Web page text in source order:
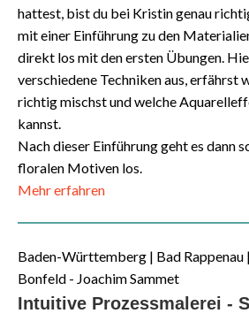
hattest, bist du bei Kristin genau
mit einer Einführung zu den
direkt los mit den ersten Übungen.
verschiedene Techniken aus, erfährst
richtig mischst und welche
kannst.
Nach dieser Einführung geht es dann
floralen Motiven los.
Mehr erfahren
Baden-Württemberg | Bad Rappenau
Bonfeld - Joachim Sammet
Intuitive Prozessmalerei -